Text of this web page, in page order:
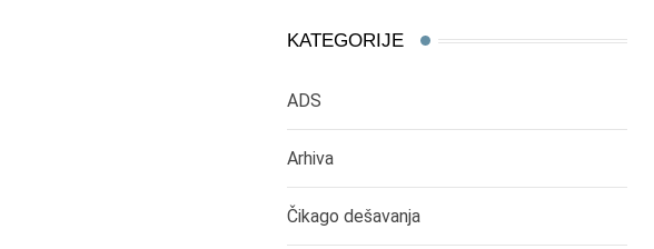
KATEGORIJE
ADS
Arhiva
Čikago dešavanja